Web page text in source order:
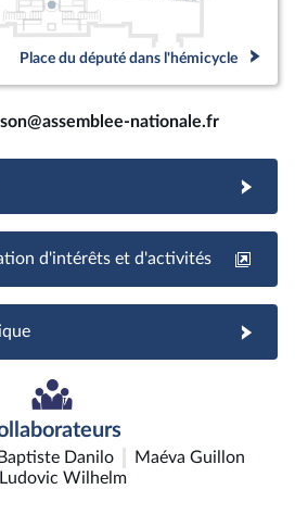
Place du député dans l'hémicycle
nationale.fr
d'intérêts et d'activités
Danilo
Maéva Guillon
Ludovic Wilhelm